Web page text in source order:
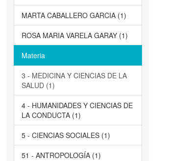
MARTA CABALLERO GARCIA (1)
ROSA MARIA VARELA GARAY (1)
Materia
3 - MEDICINA Y CIENCIAS DE LA
SALUD (1)
4 - HUMANIDADES Y CIENCIAS DE
LA CONDUCTA (1)
5 - CIENCIAS SOCIALES (1)
51 - ANTROPOLOGÍA (1)